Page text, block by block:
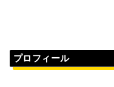
プロフィール